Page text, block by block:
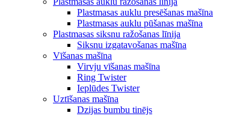
Plastmasas auklu presēšanas mašīna
Plastmasas auklu pūšanas mašīna
Plastmasas siksnu ražošanas līnija
Siksnu izgatavošanas mašīna
Vīšanas mašīna
Virvju vīšanas mašīna
Ring Twister
Ieplūdes Twister
Uztīšanas mašīna
Dzijas bumbu tinējs